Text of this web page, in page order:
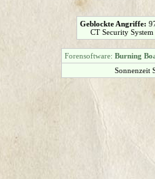
Geblockte Angriffe:
CT Security
Forensoftware: Burning
Sonnenzeit